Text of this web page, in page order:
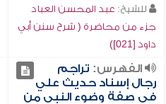
للشيخ: عبد المحسن العباد
جزء من محاضرة ( شرح سنن أبي
داود [021])
الفهرس: تراجم
رجال إسناد حديث علي
في صفة وضوء النبي من